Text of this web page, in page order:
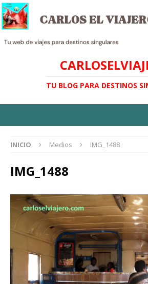
TU BLOG PARA DESTINOS
INICIO Medios IMG_1488
IMG_1488